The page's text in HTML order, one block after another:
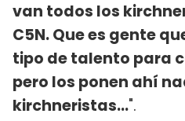
van todos los
C5N. Que es gente
tipo de talento para
pero los ponen ahí
kirchneristas...".